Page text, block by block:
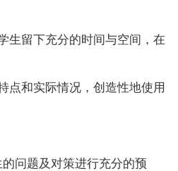
留下充分的时间与空间，在
和实际情况，创造性地使用
问题及对策进行充分的预